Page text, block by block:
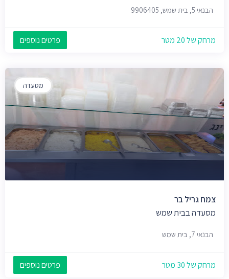
הבנאי 5, בית שמש, 9906405
מרחק של 20 מטר פרטים נוספים
מסעדה
צמח גריל בר
מסעדה בבית שמש
הבנאי 7, בית שמש
מרחק של 30 מטר פרטים נוספים